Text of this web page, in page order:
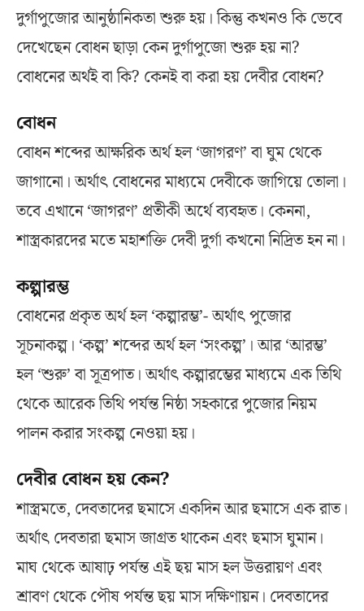
দুর্গাপুজোর আনুষ্ঠানিকতা শুরু হয়। কিন্তু কখনও কি ভেবে
দেখেছেন বোধন ছাড়া কেন দুর্গাপুজো শুরু হয় না?
বোধনের অর্থই বা কি? কেনই বা করা হয় দেবীর বোধন?
বোধন
বোধন শব্দের আক্ষরিক অর্থ হল ‘জাগরণ’ বা ঘুম থেকে
জাগানো। অর্থাৎ বোধনের মাধ্যমে দেবীকে জাগিয়ে তোলা।
তবে এখানে ‘জাগরণ’ প্রতীকী অর্থে ব্যবহৃত। কেননা,
শাস্ত্রকারদের মতে মহাশক্তি দেবী দুর্গা কখনো নিদ্রিত হন না।
কল্পারম্ভ
বোধনের প্রকৃত অর্থ হল ‘কল্পারম্ভ’- অর্থাৎ পুজোর
সূচনাকল্প। ‘কল্প’ শব্দের অর্থ হল ‘সংকল্প’। আর ‘আরম্ভ’
হল ‘শুরু’ বা সূত্রপাত। অর্থাৎ কল্পারম্ভের মাধ্যমে এক তিথি
থেকে আরেক তিথি পর্যন্ত নিষ্ঠা সহকারে পুজোর নিয়ম
পালন করার সংকল্প নেওয়া হয়।
দেবীর বোধন হয় কেন?
শাস্ত্রমতে, দেবতাদের ছমাসে একদিন আর ছমাসে এক রাত।
অর্থাৎ দেবতারা ছমাস জাগ্রত থাকেন এবং ছমাস ঘুমান।
মাঘ থেকে আষাঢ় পর্যন্ত এই ছয় মাস হল উত্তরায়ণ এবং
শ্রাবণ থেকে পৌষ পর্যন্ত ছয় মাস দক্ষিণায়ন। দেবতাদের